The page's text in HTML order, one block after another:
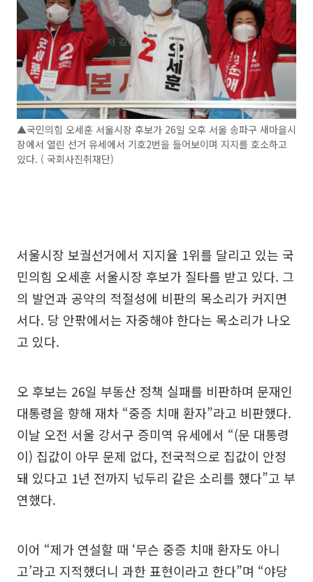
▲국민의힘 오세훈 서울시장 후보가 26일 오후 서울 송파구 새마을시
장에서 열린 선거 유세에서 기호2번을 들어보이며 지지를 호소하고
있다. ( 국회사진취재단)
서울시장 보궐선거에서 지지율 1위를 달리고 있는 국
민의힘 오세훈 서울시장 후보가 질타를 받고 있다. 그
의 발언과 공약의 적절성에 비판의 목소리가 커지면
서다. 당 안팎에서는 자중해야 한다는 목소리가 나오
고 있다.
오 후보는 26일 부동산 정책 실패를 비판하며 문재인
대통령을 향해 재차 “중증 치매 환자”라고 비판했다.
이날 오전 서울 강서구 증미역 유세에서 “(문 대통령
이) 집값이 아무 문제 없다, 전국적으로 집값이 안정
돼 있다고 1년 전까지 넋두리 같은 소리를 했다”고 부
연했다.
이어 “제가 연설할 때 ‘무슨 중증 치매 환자도 아니
고’라고 지적했더니 과한 표현이라고 한다”며 “야당